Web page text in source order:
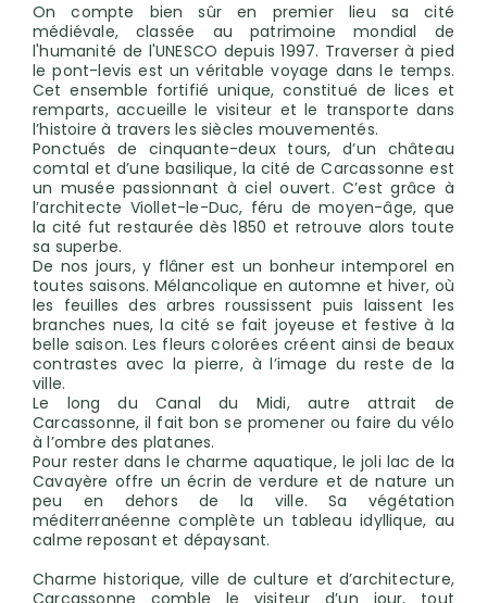
On compte bien sûr en premier lieu sa cité
médiévale, ​​classée au patrimoine mondial de
l'humanité de l'UNESCO depuis 1997. Traverser à pied
le pont-levis est un véritable voyage dans le temps.
Cet ensemble fortifié unique, constitué de lices et
remparts, accueille le visiteur et le transporte dans
l’histoire à travers les siècles mouvementés.
Ponctués de cinquante-deux tours, d’un château
comtal et d’une basilique, la cité de Carcassonne est
un musée passionnant à ciel ouvert. ​​C’est grâce à
l’architecte Viollet-le-Duc, féru de moyen-âge, que
la cité fut restaurée dès 1850 et retrouve alors toute
sa superbe.
De nos jours, y flâner est un bonheur intemporel en
toutes saisons. Mélancolique en automne et hiver, où
les feuilles des arbres roussissent puis laissent les
branches nues, la cité se fait joyeuse et festive à la
belle saison. Les fleurs colorées créent ainsi de beaux
contrastes avec la pierre, à l’image du reste de la
ville.
Le long du Canal du Midi, autre attrait de
Carcassonne, il fait bon se promener ou faire du vélo
à l’ombre des platanes.
Pour rester dans le charme aquatique, le joli lac de la
Cavayère offre un écrin de verdure et de nature un
peu en dehors de la ville. Sa végétation
méditerranéenne complète un tableau idyllique, au
calme reposant et dépaysant.
Charme historique, ville de culture et d’architecture,